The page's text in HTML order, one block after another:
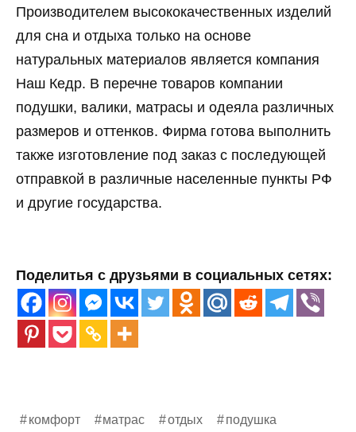
Производителем высококачественных изделий
для сна и отдыха только на основе
натуральных материалов является компания
Наш Кедр. В перечне товаров компании
подушки, валики, матрасы и одеяла различных
размеров и оттенков. Фирма готова выполнить
также изготовление под заказ с последующей
отправкой в различные населенные пункты РФ
и другие государства.
Поделитья с друзьями в социальных сетях:
комфорт матрас отдых подушка